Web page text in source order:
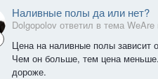
Наливные полы да или нет?
Dolgopolov ответил в тема WeAre
Цена на наливные полы зависит
Чем он больше, тем цена
дороже.